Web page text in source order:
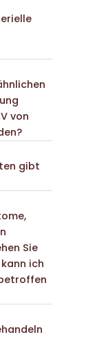
von
gibt
Sie
ich